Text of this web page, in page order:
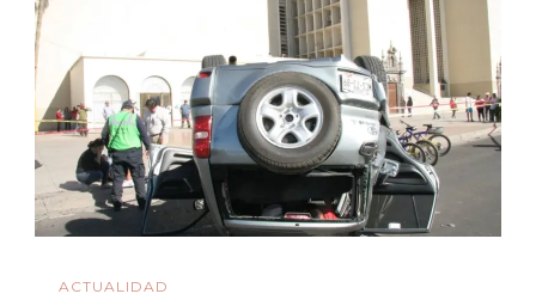
Que
Lo
Queremos
De
Nuevo
Verde
ACTUALIDAD